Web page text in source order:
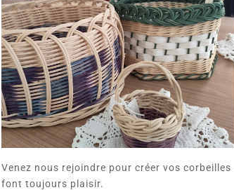
Venez nous rejoindre pour créer vos
font toujours plaisir.